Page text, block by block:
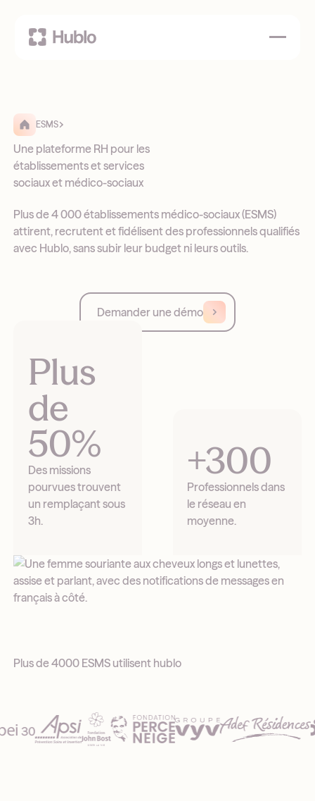
ESMS
Une plateforme RH pour les
établissements et services
sociaux et médico-sociaux
Plus de 4 000 établissements médico-sociaux (ESMS)
attirent, recrutent et fidélisent des professionnels qualifiés
avec Hublo, sans subir leur budget ni leurs outils.
Demander une démo
Plus
de
50%
Des missions
pourvues trouvent
un remplaçant sous
3h.
+300
Professionnels dans
le réseau en
moyenne.
Plus de 4000 ESMS utilisent hublo